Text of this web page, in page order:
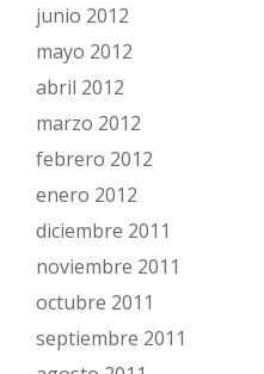
junio 2012
mayo 2012
abril 2012
marzo 2012
febrero 2012
enero 2012
diciembre 2011
noviembre 2011
octubre 2011
septiembre 2011